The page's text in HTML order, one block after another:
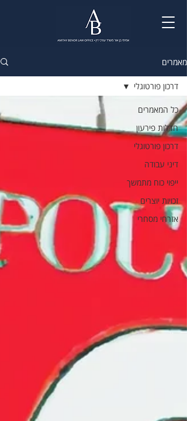
מאמרים
כל המאמרים
חדלות פירעון
דרכון פורטוגלי
דיני עבודה
ייפוי כוח מתמשך
זכויות יוצרים
אזרחי מסחרי
דרכון פורטוגלי